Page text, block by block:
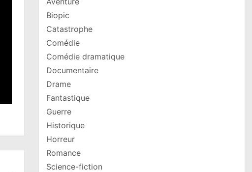
Biopic
Catastrophe
Comédie
Comédie dramatique
Documentaire
Drame
Fantastique
Guerre
Historique
Horreur
Romance
Science-fiction